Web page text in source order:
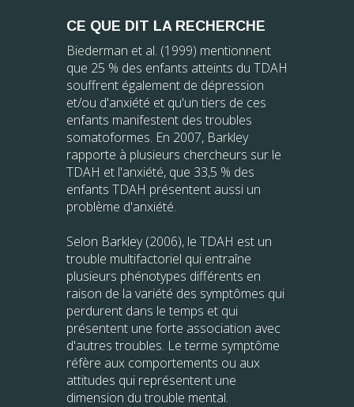
CE QUE DIT LA RECHERCHE
Biederman et al. (1999) mentionnent
que 25 % des enfants atteints du TDAH
souffrent également de dépression
et/ou d'anxiété et qu'un tiers de ces
enfants manifestent des troubles
somatoformes. En 2007, Barkley
rapporte à plusieurs chercheurs sur le
TDAH et l'anxiété, que 33,5 % des
enfants TDAH présentent aussi un
problème d'anxiété.
Selon Barkley (2006), le TDAH est un
trouble multifactoriel qui entraîne
plusieurs phénotypes différents en
raison de la variété des symptômes qui
perdurent dans le temps et qui
présentent une forte association avec
d'autres troubles. Le terme symptôme
réfère aux comportements ou aux
attitudes qui représentent une
dimension du trouble mental.